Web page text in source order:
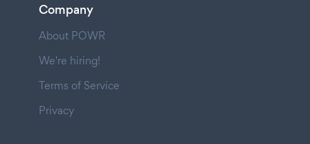
Company
About POWR
We're hiring!
Terms of Service
Privacy